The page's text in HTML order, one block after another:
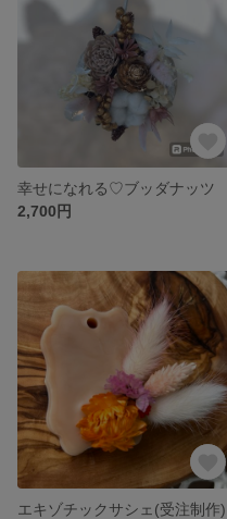
幸せになれる♡ブッダナッツ
2,700円
エキゾチックサシェ(受注制作)